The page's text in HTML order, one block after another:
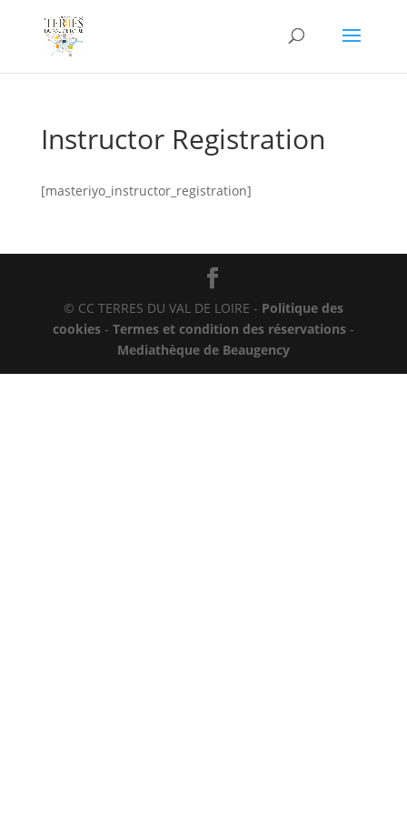
Instructor Registration
[masteriyo_instructor_registration]
© CC TERRES DU VAL DE LOIRE - Politique des
cookies- Termes et condition des réservations-
Mediathèque de Beaugency